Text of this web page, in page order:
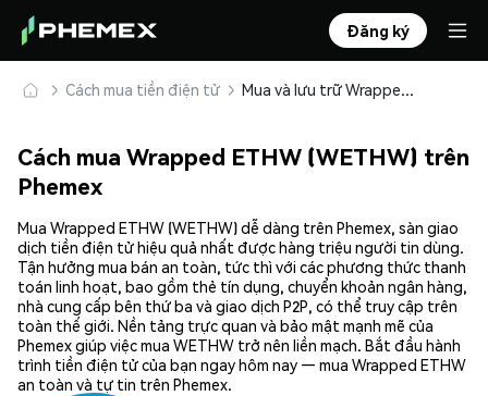
Đăng ký
Cách mua tiền điện tử Mua và lưu trữ Wrapped ETHW (WETHW) an toàn
Cách mua Wrapped ETHW (WETHW) trên
Phemex
Mua Wrapped ETHW (WETHW) dễ dàng trên Phemex, sàn giao
dịch tiền điện tử hiệu quả nhất được hàng triệu người tin dùng.
Tận hưởng mua bán an toàn, tức thì với các phương thức thanh
toán linh hoạt, bao gồm thẻ tín dụng, chuyển khoản ngân hàng,
nhà cung cấp bên thứ ba và giao dịch P2P, có thể truy cập trên
toàn thế giới. Nền tảng trực quan và bảo mật mạnh mẽ của
Phemex giúp việc mua WETHW trở nên liền mạch. Bắt đầu hành
trình tiền điện tử của bạn ngay hôm nay — mua Wrapped ETHW
an toàn và tự tin trên Phemex.